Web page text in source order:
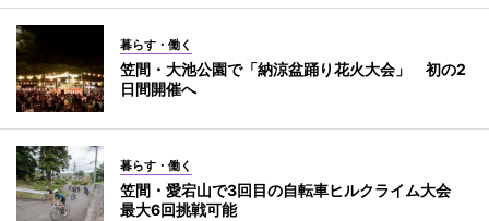
暮らす・働く
笠間・大池公園で「納涼盆踊り花火大会」 初の2
日間開催へ
暮らす・働く
笠間・愛宕山で3回目の自転車ヒルクライム大会
最大6回挑戦可能